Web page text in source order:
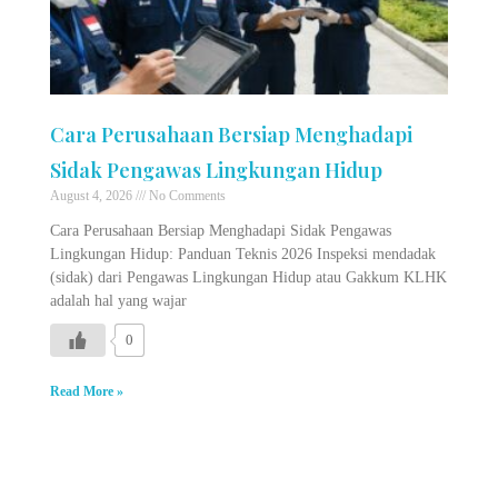
Cara Perusahaan Bersiap Menghadapi
Sidak Pengawas Lingkungan Hidup
August 4, 2026 No Comments
Cara Perusahaan Bersiap Menghadapi Sidak Pengawas
Lingkungan Hidup: Panduan Teknis 2026 Inspeksi mendadak
(sidak) dari Pengawas Lingkungan Hidup atau Gakkum KLHK
adalah hal yang wajar
0
Read More »